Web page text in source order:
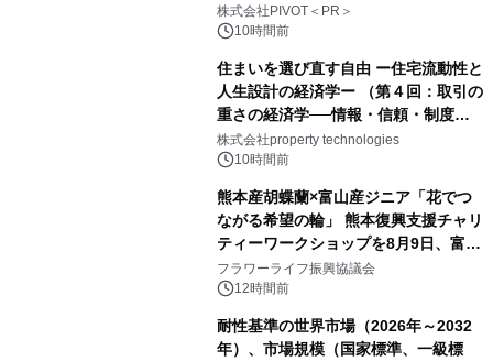
ー】株式会社PIVOT
株式会社PIVOT＜PR＞
10時間前
住まいを選び直す自由 ー住宅流動性と
人生設計の経済学ー （第４回：取引の
重さの経済学──情報・信頼・制度を
PropTechはどう組み替えるか）｜
PropTech-Lab
株式会社property technologies
10時間前
熊本産胡蝶蘭×富山産ジニア「花でつ
ながる希望の輪」 熊本復興支援チャリ
ティーワークショップを8月9日、富
山・射水で開催
フラワーライフ振興協議会
12時間前
耐性基準の世界市場（2026年～2032
年）、市場規模（国家標準、一級標